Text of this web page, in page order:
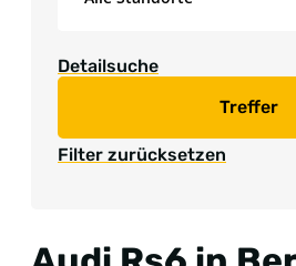
Detailsuche
Treffer
Filter zurücksetzen